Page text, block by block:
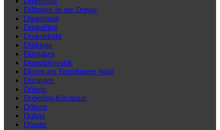
Dillingen an der Donau
Dingelstädt
Dingolfing
Dinkelsbühl
Dinklage
Dinslaken
Dippoldiswalde
Dissen am Teutoburger Wald
Ditzingen
Döbeln
Doberlug-Kirchhain
Döbern
Dohna
Dömitz